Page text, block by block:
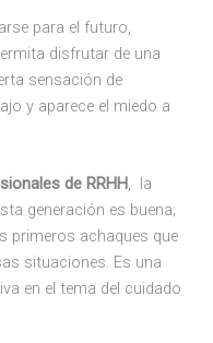
para el futuro,
disfrutar de una
sensación de
y aparece el miedo a
de RRHH, la
generación es buena;
primeros achaques que
situaciones. Es una
en el tema del cuidado